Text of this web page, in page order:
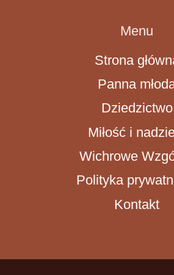
Menu
Strona
Panna
Dziedzictwo
Miłość i
Wichrowe
Polityka
Kontakt